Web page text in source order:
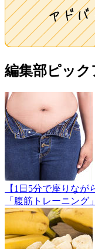
編集部ピッ
【1日5分で座りな
「腹筋トレーニング